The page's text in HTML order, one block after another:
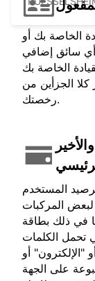
الخاصة بك أو
سائق إضافي
الخاصة بك
الجزأين من
رخصتك.
المستخدم
لبعض المركبات
، بما في ذلك بطاقة
تحمل الكلمات
"الإلكترون" أو
على الجهة